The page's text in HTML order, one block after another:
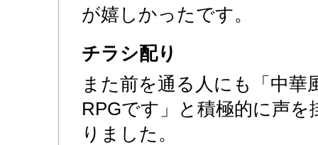
が嬉しかったです。
チラシ配り
また前を通る人にも「中華
RPGです」と積極的に声
りました。